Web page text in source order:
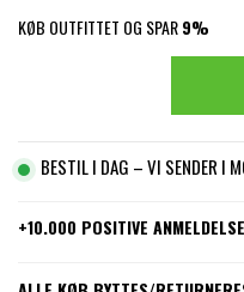
KØB OUTFITTET OG SPAR9%
BESTIL I DAG – VI SENDER I
+10.000 POSITIVE